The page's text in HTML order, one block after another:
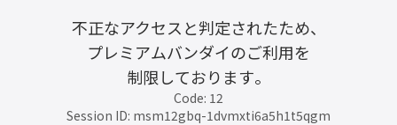
不正なアクセスと判定されたため、
プレミアムバンダイのご利用を
制限しております。
Code: 12
Session ID: msm12gbq-1dvmxti6a5h1t5qgm